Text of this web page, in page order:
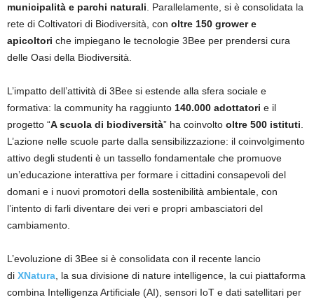
municipalità e parchi naturali . Parallelamente, si è consolidata la
rete di Coltivatori di Biodiversità, con oltre 150 grower e
apicoltori che impiegano le tecnologie 3Bee per prendersi cura
delle Oasi della Biodiversità.
L’impatto dell’attività di 3Bee si estende alla sfera sociale e
formativa: la community ha raggiunto 140.000 adottatori e il
progetto “A scuola di biodiversità” ha coinvolto oltre 500 istituti
L’azione nelle scuole parte dalla sensibilizzazione: il coinvolgimento
attivo degli studenti è un tassello fondamentale che promuove
un’educazione interattiva per formare i cittadini consapevoli del
domani e i nuovi promotori della sostenibilità ambientale, con
l’intento di farli diventare dei veri e propri ambasciatori del
cambiamento.
L’evoluzione di 3Bee si è consolidata con il recente lancio
di XNatura , la sua divisione di nature intelligence, la cui piattaforma
combina Intelligenza Artificiale (AI), sensori IoT e dati satellitari per